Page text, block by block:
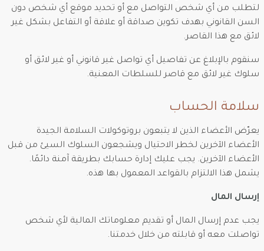
لتطلب من أي شخص التواصل مع أو تحديد موقع أي شخص دون
السن القانوني بهدف تكوين صداقة أو علاقة أو التفاعل بشكل غير
لائق مع هذا القاصر.
سنقوم بالإبلاغ عن تفاصيل أي تواصل غير قانوني أو غير لائق أو
سلوك غير لائق مع قاصر للسلطات المعنية.
سلامة الحساب
يعرّض الأعضاء الذين لا يتبعون بروتوكولات السلامة الجيدة
الأعضاء الآخرين لخطر الاحتيال ويشجعون السلوك السيئ من قبل
الأعضاء الآخرين. يجب عليك إدارة حسابك بطريقة آمنة دائمًا.
يشمل هذا الالتزام بالقواعد المعمول بها هذه.
إرسال المال
يجب عدم إرسال المال أو تقديم معلوماتك المالية لأي شخص
تواصلت معه أو قابلته من خلال خدمتنا.